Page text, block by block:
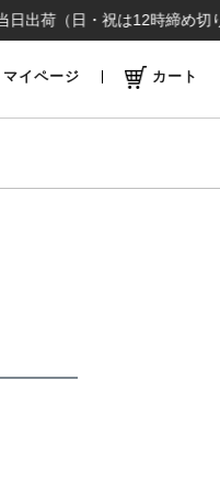
荷（日・祝は12時締め切り
マイページ カート